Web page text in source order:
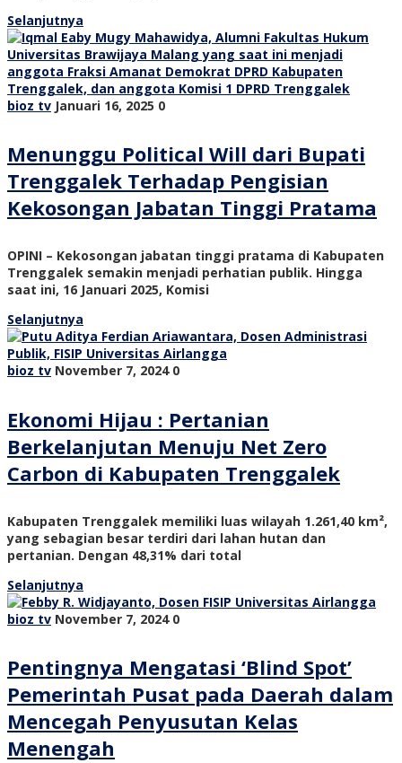
Selanjutnya
bioz tv Januari 16, 2025 0
Menunggu Political Will dari Bupati
Trenggalek Terhadap Pengisian
Kekosongan Jabatan Tinggi Pratama
OPINI – Kekosongan jabatan tinggi pratama di Kabupaten
Trenggalek semakin menjadi perhatian publik. Hingga
saat ini, 16 Januari 2025, Komisi
Selanjutnya
bioz tv November 7, 2024 0
Ekonomi Hijau : Pertanian
Berkelanjutan Menuju Net Zero
Carbon di Kabupaten Trenggalek
Kabupaten Trenggalek memiliki luas wilayah 1.261,40 km²,
yang sebagian besar terdiri dari lahan hutan dan
pertanian. Dengan 48,31% dari total
Selanjutnya
bioz tv November 7, 2024 0
Pentingnya Mengatasi ‘Blind Spot’
Pemerintah Pusat pada Daerah dalam
Mencegah Penyusutan Kelas
Menengah